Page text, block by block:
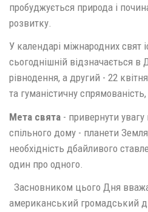
пробуджується природа і
розвитку.
У календарі міжнародних свят
сьогоднішній відзначається в
рівнодення, а другий - 22
та гуманістичну
Мета свята - привернути
спільного дому - планети
необхідність дбайливого
один про одного.
Засновником цього Дня
американський громадський